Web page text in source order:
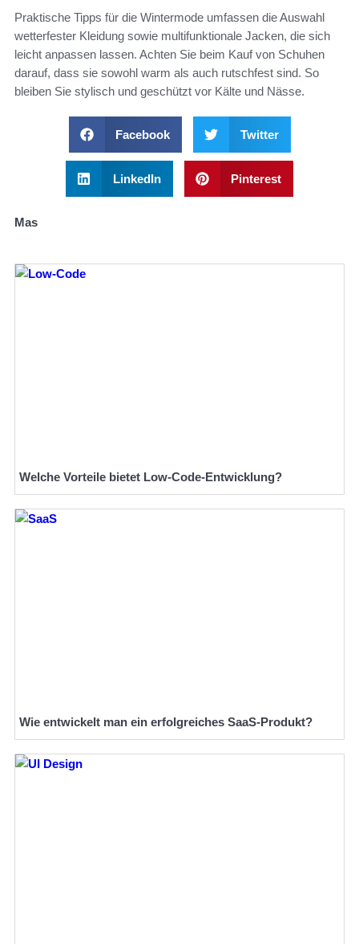
Praktische Tipps für die Wintermode umfassen die Auswahl
wetterfester Kleidung sowie multifunktionale Jacken, die sich
leicht anpassen lassen. Achten Sie beim Kauf von Schuhen
darauf, dass sie sowohl warm als auch rutschfest sind. So
bleiben Sie stylisch und geschützt vor Kälte und Nässe.
Facebook Twitter
LinkedIn Pinterest
Mas
Welche Vorteile bietet Low-Code-Entwicklung?
Wie entwickelt man ein erfolgreiches SaaS-Produkt?